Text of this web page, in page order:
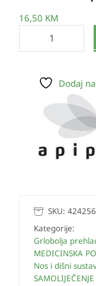
16,50 KM
Dodaj
SKU: 424256
Kategorije:
Grlobolja
MEDICINSKA
Nos i dišni
SAMOLIJEČENJE